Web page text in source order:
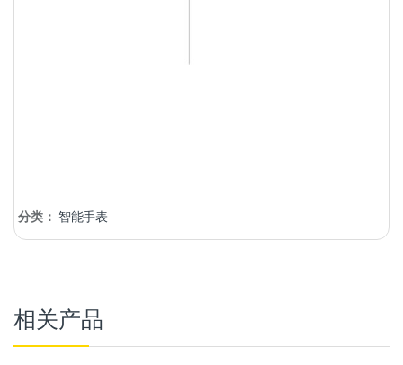
分类： 智能手表
相关产品